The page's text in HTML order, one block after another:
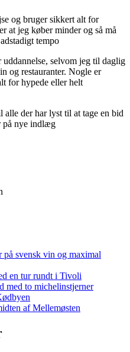
og bruger sikkert alt for
at jeg køber minder og så må
tempo
selvom jeg til daglig
og restauranter. Nogle er
for hypede eller helt
der har lyst til at tage en bid
på nye indlæg
svensk vin og maximal
en tur rundt i Tivoli
med to michelinstjerner
af Mellemøsten